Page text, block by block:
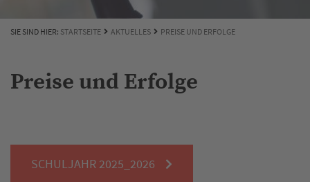
SIE SIND HIER: STARTSEITE AKTUELLES PREISE UND ERFOLGE
Preise und Erfolge
SCHULJAHR 2025_2026